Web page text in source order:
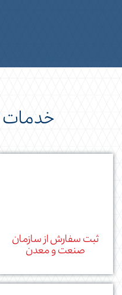
خدمات
ثبت سفارش از سازمان
صنعت و معدن